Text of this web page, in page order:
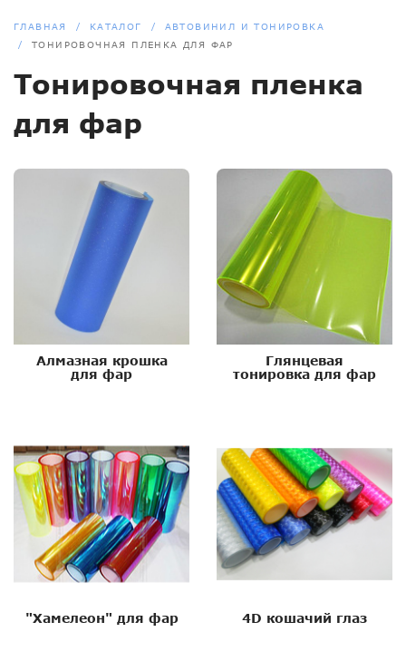
ГЛАВНАЯ КАТАЛОГ
АВТОВИНИЛ И ТОНИРОВКА
ТОНИРОВОЧНАЯ ПЛЕНКА ДЛЯ ФАР
Тонировочная пленка
для фар
Алмазная крошка
для фар
Глянцевая
тонировка для фар
"Хамелеон" для фар 4D кошачий глаз